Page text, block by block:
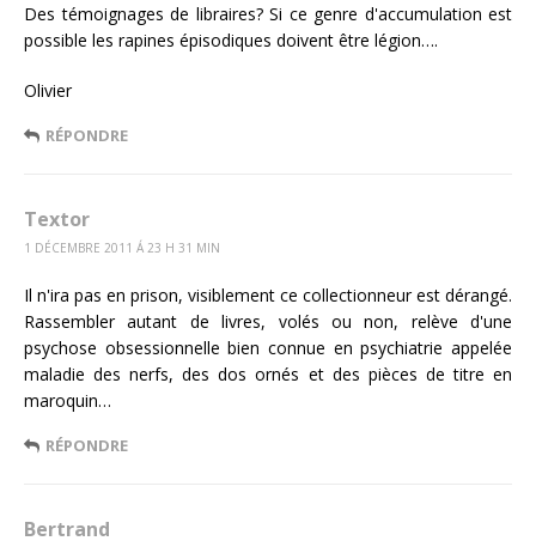
Des témoignages de libraires? Si ce genre d'accumulation est
possible les rapines épisodiques doivent être légion….
Olivier
RÉPONDRE
Textor
1 DÉCEMBRE 2011 Á 23 H 31 MIN
Il n'ira pas en prison, visiblement ce collectionneur est dérangé.
Rassembler autant de livres, volés ou non, relève d'une
psychose obsessionnelle bien connue en psychiatrie appelée
maladie des nerfs, des dos ornés et des pièces de titre en
maroquin…
RÉPONDRE
Bertrand